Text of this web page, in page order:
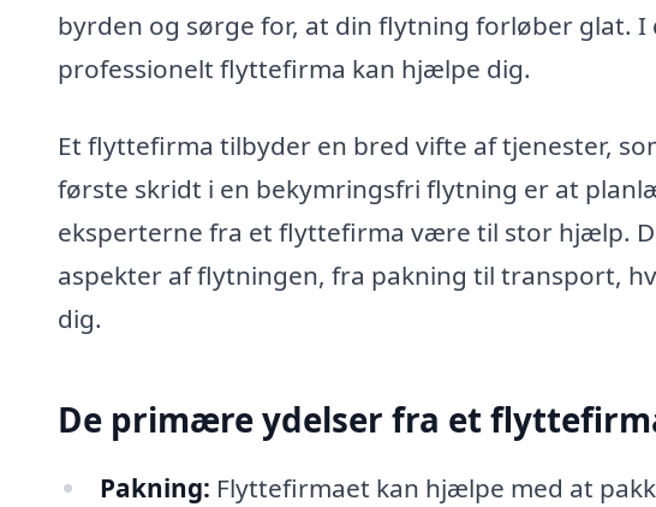
byrden og sørge for, at din flytning forløber glat.
professionelt flyttefirma kan hjælpe dig.
Et flyttefirma tilbyder en bred vifte af tjenester,
første skridt i en bekymringsfri flytning er at
eksperterne fra et flyttefirma være til stor hjælp.
aspekter af flytningen, fra pakning til transport,
dig.
De primære ydelser fra et
Pakning: Flyttefirmaet kan hjælpe med at